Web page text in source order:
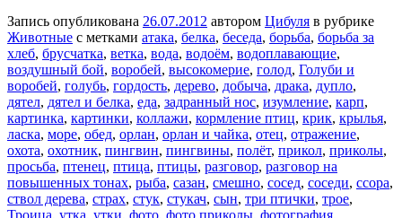
Запись опубликована 26.07.2012 автором Цибуля в рубрике
Животные с метками атака, белка, беседа, борьба, борьба за
хлеб, брусчатка, ветка, вода, водоём, водоплавающие,
воздушный бой, воробей, высокомерие, голод, Голуби и
воробей, голубь, гордость, дерево, добыча, драка, дупло,
дятел, дятел и белка, еда, задранный нос, изумление, карп,
картинка, картинки, коллажи, кормление птиц, крик, крылья,
ласка, море, обед, орлан, орлан и чайка, отец, отражение,
охота, охотник, пингвин, пингвины, полёт, прикол, приколы,
просьба, птенец, птица, птицы, разговор, разговор на
повышенных тонах, рыба, сазан, смешно, сосед, соседи, ссора,
ствол дерева, страх, стук, стукач, сын, три птички, трое,